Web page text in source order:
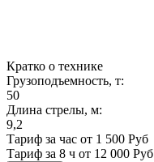
Кратко о технике
Грузоподъемность, т:
50
Длина стрелы, м:
9,2
Тариф за час от 1 500 Руб
Тариф за 8 ч от 12 000 Руб